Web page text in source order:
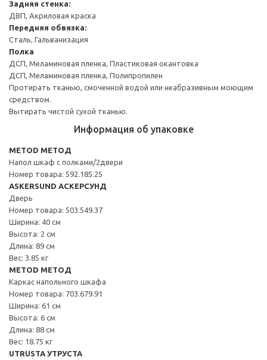
Задняя стенка:
ДВП, Акриловая краска
Передняя обвязка:
Сталь, Гальванизация
Полка
ДСП, Меламиновая пленка, Пластиковая окантовка
ДСП, Меламиновая пленка, Полипропилен
Протирать тканью, смоченной водой или неабразивным моющим
средством.
Вытирать чистой сухой тканью.
Информация об упаковке
METOD МЕТОД
Напол шкаф с полками/2двери
Номер товара: 592.185.25
ASKERSUND АСКЕРСУНД
Дверь
Номер товара: 503.549.37
Ширина: 40 см
Высота: 2 см
Длина: 89 см
Вес: 3.85 кг
METOD МЕТОД
Каркас напольного шкафа
Номер товара: 703.679.91
Ширина: 61 см
Высота: 6 см
Длина: 88 см
Вес: 18.75 кг
UTRUSTA УТРУСТА